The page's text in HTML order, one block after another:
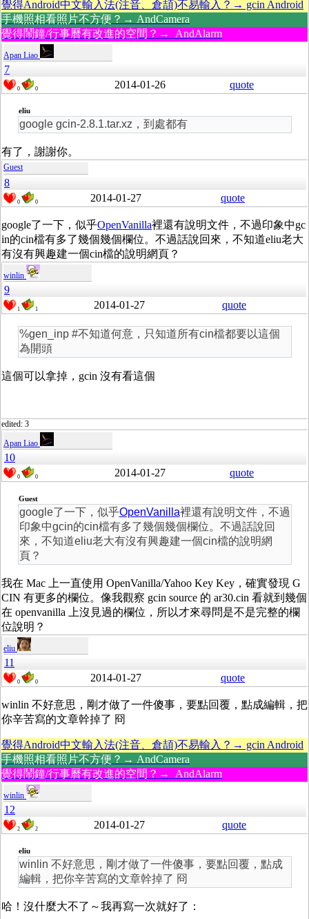
覺得Android中文輸入法(注音、倉頡)不易輸入？→ gcin Android
手機照相看照片不方便？→ AndCamera
覺得鬧鐘/行事曆有改進的空間？→ AndAlarm
Apan Liao
7
0 0 2014-01-26 quote
eliu
google gcin-2.8.1.tar.xz，到處都有
有了，謝謝你。
Guest
8
0 0 2014-01-27 quote
google了一下，似乎OpenVanilla裡還有說明文件，不過印象中gc
in的cin檔有多了幾個幾個欄位。不過話說回來，不知道eliu老大
有沒有興趣建一個cin檔的說明網頁？
winlin
9
1 1 2014-01-27 quote
%gen_inp #不知道何意，只知道所有cin檔都要以這個
為開頭
這個可以拿掉，gcin 沒有看這個
edited: 3
Apan Liao
10
0 0 2014-01-27 quote
Guest
google了一下，似乎OpenVanilla裡還有說明文件，不過
印象中gcin的cin檔有多了幾個幾個欄位。不過話說回
來，不知道eliu老大有沒有興趣建一個cin檔的說明網
頁？
我在 Mac 上一直使用 OpenVanilla/Yahoo Key Key，確實發現 G
CIN 有更多的欄位。像我觀察 gcin source 的 ar30.cin 看就到幾個
在 openvanilla 上沒見過的欄位，所以才來尋問是不是完整的欄
位說明？
eliu
11
0 0 2014-01-27 quote
winlin 不好意思，剛才做了一件傻事，要點回覆，點成編輯，把
你辛苦寫的文章幹掉了 冏
覺得Android中文輸入法(注音、倉頡)不易輸入？→ gcin Android
手機照相看照片不方便？→ AndCamera
覺得鬧鐘/行事曆有改進的空間？→ AndAlarm
winlin
12
2 2 2014-01-27 quote
eliu
winlin 不好意思，剛才做了一件傻事，要點回覆，點成
編輯，把你辛苦寫的文章幹掉了 冏
哈！沒什麼大不了～我再寫一次就好了：